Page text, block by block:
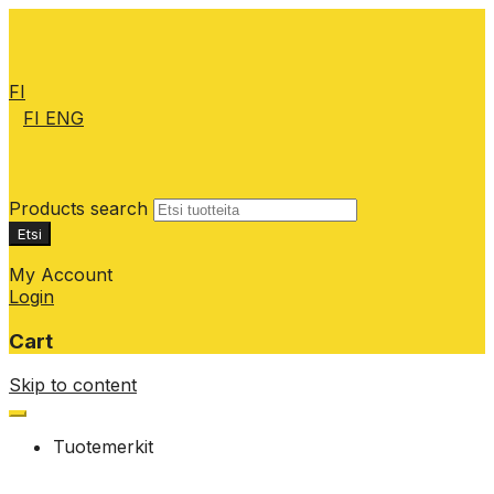
FI
FI ENG
Products search
Etsi
My Account
Login
Cart
Skip to content
Tuotemerkit